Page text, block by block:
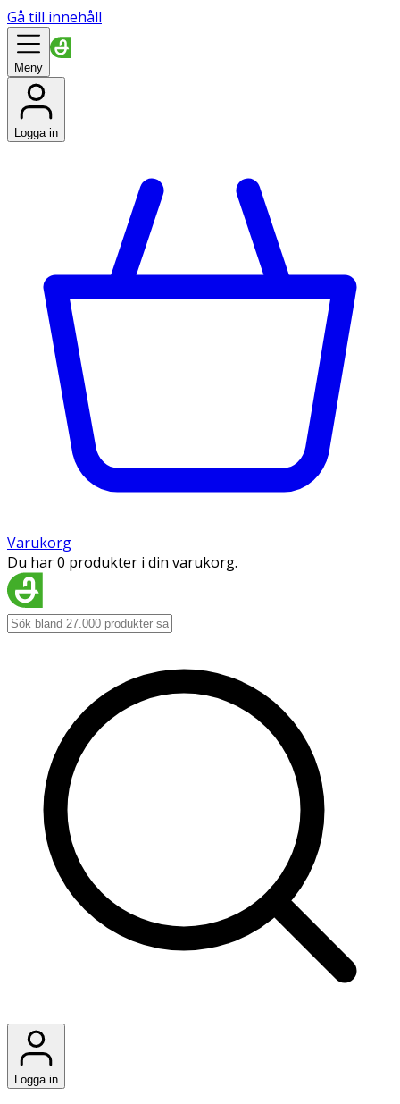
Gå till innehåll
Meny
Logga in
Varukorg
Du har 0 produkter i din varukorg.
Logga in